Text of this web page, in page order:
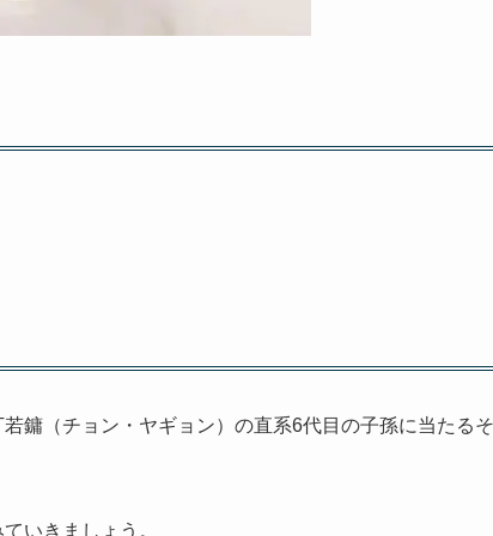
鏞（チョン・ヤギョン）の直系6代目の子孫に当たるそ
いきましょう。